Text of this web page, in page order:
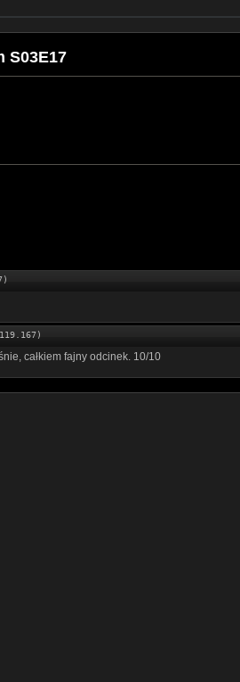
S03E17
całkiem fajny odcinek. 10/10